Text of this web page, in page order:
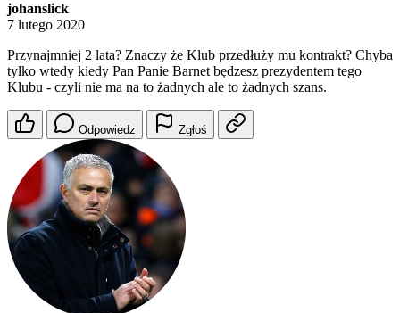
johanslick
7 lutego 2020
Przynajmniej 2 lata? Znaczy że Klub przedłuży mu kontrakt? Chyba
tylko wtedy kiedy Pan Panie Barnet będzesz prezydentem tego
Klubu - czyli nie ma na to żadnych ale to żadnych szans.
Odpowiedz Zgłoś